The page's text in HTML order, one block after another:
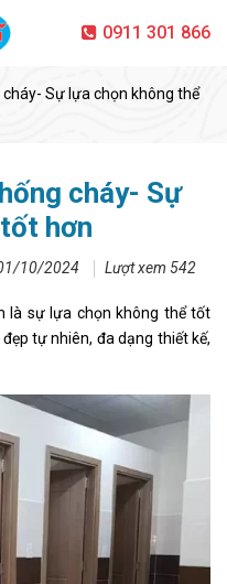
0911 301 866
Sự lựa chọn không thể
cháy- Sự
hơn
10/2024 Lượt xem 542
là sự lựa chọn không thể tốt
tự nhiên, đa dạng thiết kế,